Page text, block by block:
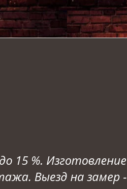
15 %. Изготовление
Выезд на замер -